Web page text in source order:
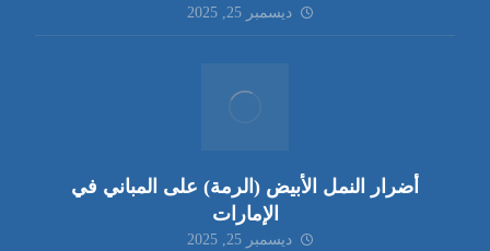
ديسمبر 25, 2025
أضرار النمل الأبيض (الرمة) على المباني في
الإمارات
ديسمبر 25, 2025